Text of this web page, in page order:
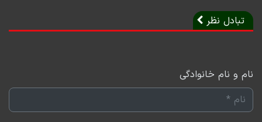
تبادل نظر
نام و نام خانوادگی